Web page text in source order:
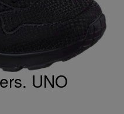
UNO